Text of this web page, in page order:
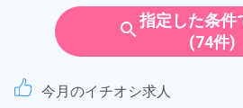
雇用形態 派遣社員
紹介予定派遣
search指定した条件
(74件)
今月のイチオシ求人